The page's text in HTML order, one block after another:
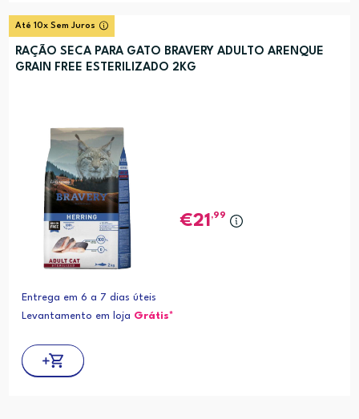
Até 10x Sem Juros
RAÇÃO SECA PARA GATO BRAVERY ADULTO ARENQUE
GRAIN FREE ESTERILIZADO 2KG
21 ,99
Entrega em 6 a 7 dias úteis
Levantamento em loja Grátis*